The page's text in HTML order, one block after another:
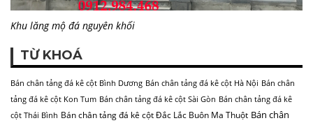
Khu lăng mộ đá nguyên khối
TỪ KHOÁ
Bán chân tảng đá kê cột Bình Dương Bán chân tảng đá kê cột Hà Nội Bán chân
tảng đá kê cột Kon Tum Bán chân tảng đá kê cột Sài Gòn Bán chân tảng đá kê
cột Thái Bình Bán chân tảng đá kê cột Đắc Lắc Buôn Ma Thuột Bán chân